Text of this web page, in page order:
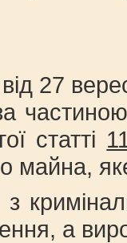
від 27
частиною
статті
майна,
а